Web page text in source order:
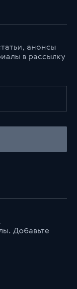
анонсы
в рассылку
Добавьте